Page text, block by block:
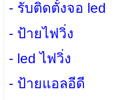
- รับติดตั้งจอ led
- ป้ายไฟวิ่ง
- led ไฟวิ่ง
- ป้ายแอลอีดี